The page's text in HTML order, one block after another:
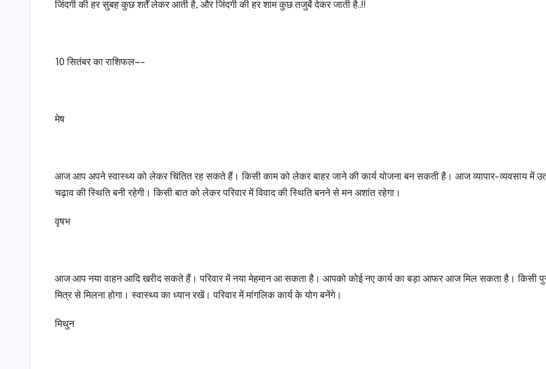
जिंदगी की हर सुबह कुछ शर्तें लेकर आती है, और जिंदगी की हर शाम कुछ तजुर्बे देकर जाती है..!!
10 सितंबर का राशिफल—-
मेष
आज आप अपने स्वास्थ्य को लेकर चिंतित रह सकते हैं। किसी काम को लेकर बाहर जाने की कार्य योजना बन सकती है। आज व्यापार-व्यवसाय में
चढ़ाव की स्थिति बनी रहेगी। किसी बात को लेकर परिवार में विवाद की स्थिति बनने से मन अशांत रहेगा।
वृषभ
आज आप नया वाहन आदि खरीद सकते हैं। परिवार में नया मेहमान आ सकता है। आपको कोई नए कार्य का बड़ा आफर आज मिल सकता है। किसी
मित्र से मिलना होगा। स्वास्थ्य का ध्यान रखें। परिवार में मांगलिक कार्य के योग बनेंगे।
मिथुन